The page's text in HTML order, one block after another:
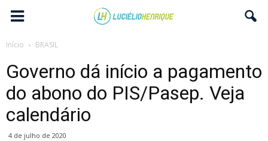
Início BRASIL
Governo dá início a pagamento
do abono do PIS/Pasep. Veja
calendário
4 de julho de 2020